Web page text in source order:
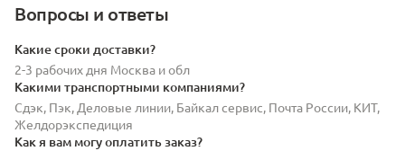
Вопросы и ответы
Какие сроки доставки?
2-3 рабочих дня Москва и обл
Какими транспортными компаниями?
Сдэк, Пэк, Деловые линии, Байкал сервис, Почта России, КИТ,
Желдорэкспедиция
Как я вам могу оплатить заказ?